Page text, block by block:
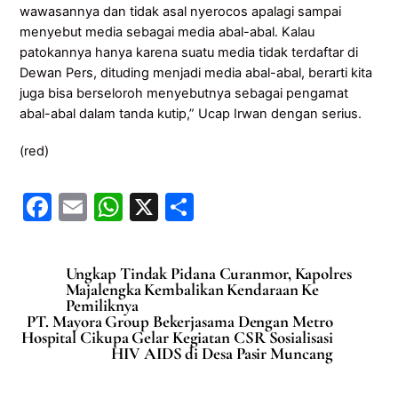
wawasannya dan tidak asal nyerocos apalagi sampai
menyebut media sebagai media abal-abal. Kalau
patokannya hanya karena suatu media tidak terdaftar di
Dewan Pers, dituding menjadi media abal-abal, berarti kita
juga bisa berseloroh menyebutnya sebagai pengamat
abal-abal dalam tanda kutip,” Ucap Irwan dengan serius.
(red)
F
c
e
b
o
E
ai
l
W
at
s
A
p
X
ar
e
Ungkap Tindak Pidana Curanmor, Kapolres
Majalengka Kembalikan Kendaraan Ke
Pemiliknya
PT. Mayora Group Bekerjasama Dengan Metro
Hospital Cikupa Gelar Kegiatan CSR Sosialisasi
HIV AIDS di Desa Pasir Muncang